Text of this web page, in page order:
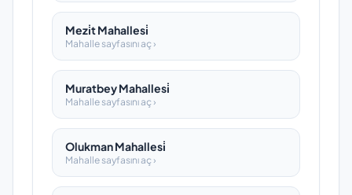
Mezi̇t Mahallesi̇
Mahalle sayfasını aç ›
Muratbey Mahallesi̇
Mahalle sayfasını aç ›
Olukman Mahallesi̇
Mahalle sayfasını aç ›